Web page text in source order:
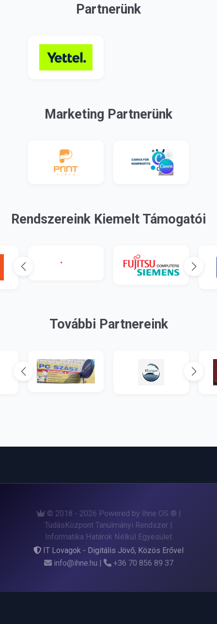
Partnerünk
Marketing Partnerünk
Rendszereink Kiemelt Támogatói
További Partnereink
© 2018 - 2026 Powered by Ihne OS ® |
TudásKözpont Tanulmányi Rendszer |
Informatika Határok Nélkül Egyesület
IT Lovagok - Digitális Jövő, Közös Erővel
info@ihne.hu | +36 70 856 89 37